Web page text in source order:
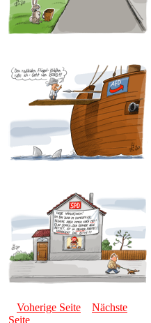
Voherige Seite
Nächste
Seite